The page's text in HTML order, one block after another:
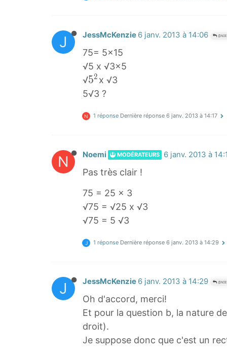
J JessMcKenzie 6 janv. 2013 à 14:06
75= 5x15
√5 x √3x5
√5
2
^
52 x √3
5√3 ?
N 1 réponse Dernière réponse 6 janv. 2013 à 14:17
N Noemi MODÉRATEURS 6 janv. 2013 à
Pas très clair !
75 = 25 x 3
√75 = √25 x √3
√75 = 5 √3
J 1 réponse Dernière réponse 6 janv. 2013 à 14:29
J JessMcKenzie 6 janv. 2013 à 14:29
Oh d'accord, merci!
Et pour la question b, la nature
droit).
Je suppose donc que c'est un